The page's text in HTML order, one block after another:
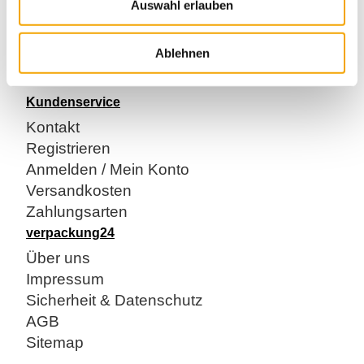
Auswahl erlauben
Ablehnen
FEFCO 0201
Palettenstückzahl 900 Stück
Kundenservice
Kontakt
Registrieren
Anmelden / Mein Konto
Versandkosten
Zahlungsarten
verpackung24
Über uns
Impressum
Sicherheit & Datenschutz
AGB
Sitemap